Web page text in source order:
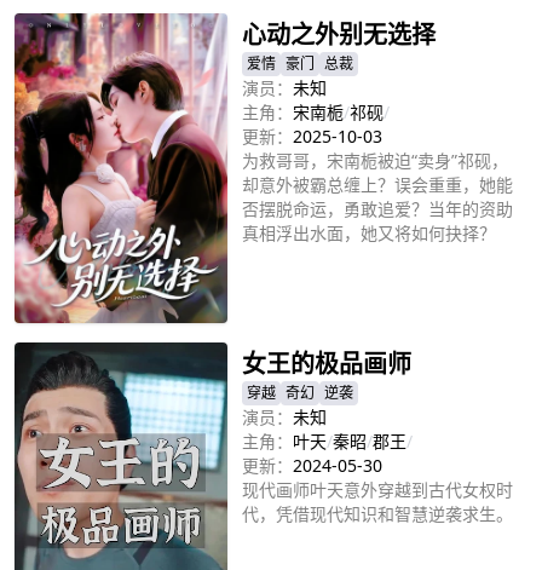
约变成一生挚爱，圆满相守。
心动之外别无选择
爱情 豪门 总裁
演员： 未知
主角： 宋南栀/祁砚/
更新： 2025-10-03
为救哥哥，宋南栀被迫“卖身”祁砚，
却意外被霸总缠上？误会重重，她能
否摆脱命运，勇敢追爱？当年的资助
真相浮出水面，她又将如何抉择？
女王的极品画师
穿越 奇幻 逆袭
演员： 未知
主角： 叶天/秦昭/郡王/
更新： 2024-05-30
现代画师叶天意外穿越到古代女权时
代，凭借现代知识和智慧逆袭求生。